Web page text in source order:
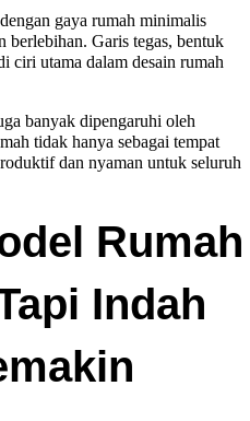
gaya rumah minimalis
berlebihan. Garis tegas, bentuk
ciri utama dalam desain rumah
banyak dipengaruhi oleh
tidak hanya sebagai tempat
dan nyaman untuk seluruh
Rumah
Indah